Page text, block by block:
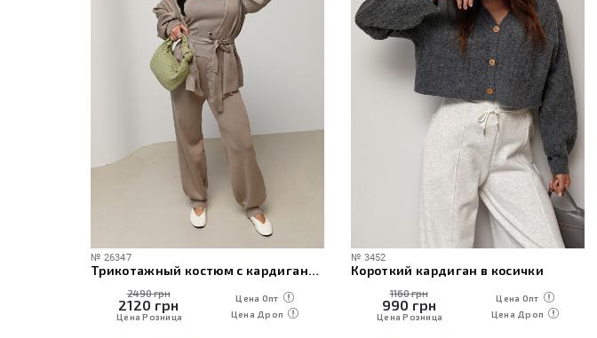
№ 26347
Трикотажный костюм с кардиганом, топом и брюками
2490 грн
2120 грн
Цена Розница
Цена Опт
Цена Дроп
№ 3452
Короткий кардиган в косички
1160 грн
990 грн
Цена Розница
Цена Опт
Цена Дроп